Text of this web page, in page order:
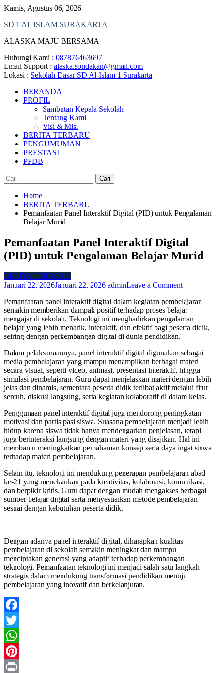
Skip
content
Kamis, Agustus 06, 2026
SD 1 AL ISLAM SURAKARTA
ALASKA MAJU BERSAMA
Hubungi Kami : 087876463697
Email Support : alaska.sondakan@gmail.com
Lokasi : Sekolah Dasar SD Al-Islam 1 Surakarta
BERANDA
PROFIL
Sambutan Kepala Sekolah
Tentang Kami
Visi & Misi
BERITA TERBARU
PENGUMUMAN
PRESTASI
PPDB
Cari
untuk:
Home
BERITA TERBARU
Pemanfaatan Panel Interaktif Digital (PID) untuk Pengalaman
Belajar Murid
Pemanfaatan Panel Interaktif Digital
(PID) untuk Pengalaman Belajar Murid
BERITA TERBARU
Januari 22, 2026Januari 22, 2026 adminLeave a Commenton
Panel
Interaktif
Digital
(PID)
Belajar
Murid
Pemanfaatan panel interaktif digital dalam kegiatan pembelajaran
semakin memberikan dampak positif terhadap proses belajar
mengajar di sekolah. Teknologi ini menghadirkan pengalaman
belajar yang lebih menarik, interaktif, dan efektif bagi peserta didik,
seiring dengan perkembangan digital di dunia pendidikan.
Dalam pelaksanaannya, panel interaktif digital digunakan sebagai
media pembelajaran yang mampu menampilkan berbagai materi
secara visual, seperti video, animasi, presentasi interaktif, hingga
simulasi pembelajaran. Guru dapat menjelaskan materi dengan lebih
jelas dan dinamis, sementara peserta didik terlibat aktif melalui fitur
sentuh, diskusi langsung, serta kegiatan kolaboratif di dalam kelas.
Penggunaan panel interaktif digital juga mendorong peningkatan
motivasi dan partisipasi siswa. Suasana pembelajaran menjadi lebih
hidup karena siswa tidak hanya mendengarkan penjelasan, tetapi
juga berinteraksi langsung dengan materi yang disajikan. Hal ini
membantu meningkatkan pemahaman konsep serta daya ingat siswa
terhadap materi pembelajaran.
Selain itu, teknologi ini mendukung penerapan pembelajaran abad
ke-21 yang menekankan pada kreativitas, kolaborasi, komunikasi,
dan berpikir kritis. Guru dapat dengan mudah mengakses berbagai
sumber belajar digital serta menyesuaikan metode pembelajaran
sesuai dengan kebutuhan peserta didik.
Dengan adanya panel interaktif digital, diharapkan kualitas
pembelajaran di sekolah semakin meningkat dan mampu
menciptakan generasi yang adaptif terhadap perkembangan
teknologi. Pemanfaatan teknologi ini menjadi salah satu langkah
strategis dalam mendukung transformasi pendidikan menuju
pembelajaran yang inovatif dan berkelanjutan.
Facebook
Twitter
WhatsApp
Pinterest